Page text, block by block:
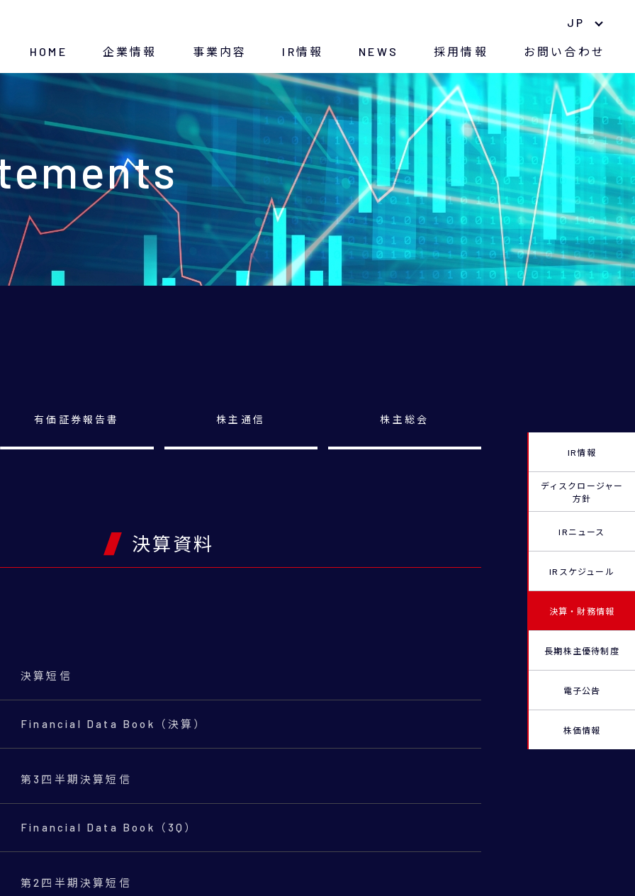
JP
HOME 企業情報
トップメッセージ 中期経営計画
経営方針 環境への取り組み
紛争鉱物に対する方針
沿革 CSR
事業内容
断熱材 ナノマテリアル
IR情報
ディスクロージャー方針 長期株主優待制度
IRニュース 株価情報
IRスケジュール 電子公告
決算・財務情報 アナリストレポート
NEWS 採用情報 お問い合わせ
有価証券報告書 株主通信 株主総会
決算資料
決算短信
Financial Data Book（決算）
第3四半期決算短信
Financial Data Book（3Q）
第2四半期決算短信
IR情報
ディスクロージャー
方針
IRニュース
IRスケジュール
決算・財務情報
長期株主優待制度
電子公告
株価情報